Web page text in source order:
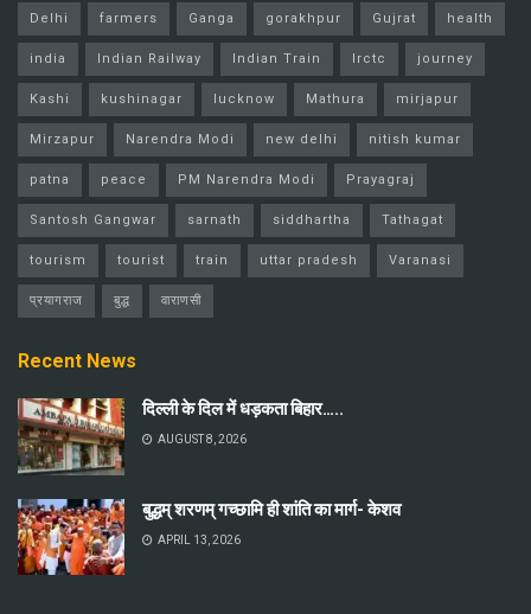
Delhi farmers Ganga gorakhpur Gujrat health
india Indian Railway Indian Train Irctc journey
Kashi kushinagar lucknow Mathura mirjapur
Mirzapur Narendra Modi new delhi nitish kumar
patna peace PM Narendra Modi Prayagraj
Santosh Gangwar sarnath siddhartha Tathagat
tourism tourist train uttar pradesh Varanasi
प्रयागराज बुद्ध वाराणसी
Recent News
दिल्ली के दिल में धड़कता बिहार…..
AUGUST 8, 2026
बुद्धम् शरणम् गच्छामि ही शांति का मार्ग- केशव
APRIL 13, 2026